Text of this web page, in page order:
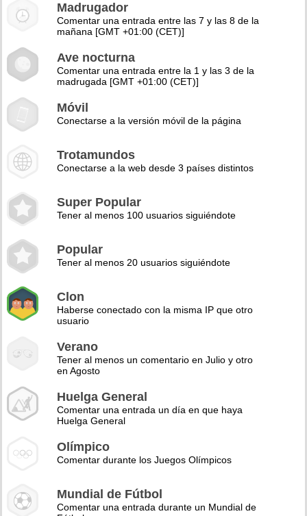
Madrugador
Comentar una entrada entre las 7 y las 8 de la
mañana [GMT +01:00 (CET)]
Ave nocturna
Comentar una entrada entre la 1 y las 3 de la
madrugada [GMT +01:00 (CET)]
Móvil
Conectarse a la versión móvil de la página
Trotamundos
Conectarse a la web desde 3 países distintos
Super Popular
Tener al menos 100 usuarios siguiéndote
Popular
Tener al menos 20 usuarios siguiéndote
Clon
Haberse conectado con la misma IP que otro
usuario
Verano
Tener al menos un comentario en Julio y otro
en Agosto
Huelga General
Comentar una entrada un día en que haya
Huelga General
Olímpico
Comentar durante los Juegos Olímpicos
Mundial de Fútbol
Comentar una entrada durante un Mundial de